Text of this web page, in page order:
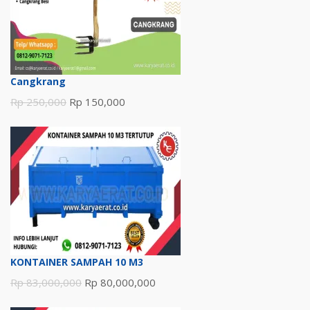
Cangkrang
Rp250,000 Harga
adalah:
Rp 250,000.
Rp 150,000
ini
adalah:
Rp 150,000.
KONTAINER SAMPAH 10 M3
Rp83,000,000 Harga
Rp 80,000,000